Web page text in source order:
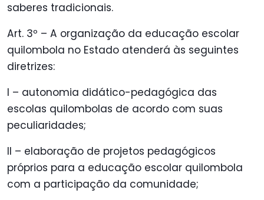
saberes tradicionais.
Art. 3º – A organização da educação escolar
quilombola no Estado atenderá às seguintes
diretrizes:
I – autonomia didático-pedagógica das
escolas quilombolas de acordo com suas
peculiaridades;
II – elaboração de projetos pedagógicos
próprios para a educação escolar quilombola
com a participação da comunidade;